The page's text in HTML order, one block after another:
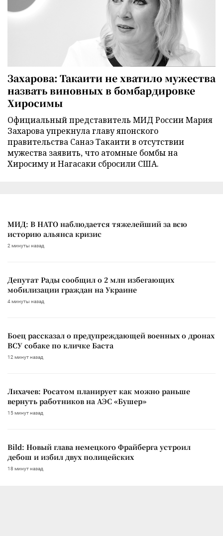
Захарова: Такаити не хватило мужества
назвать виновных в бомбардировке
Хиросимы
Официальный представитель МИД России Мария
Захарова упрекнула главу японского
правительства Санаэ Такаити в отсутствии
мужества заявить, что атомные бомбы на
Хиросиму и Нагасаки сбросили США.
МИД: В НАТО наблюдается тяжелейший за всю
историю альянса кризис
2 минуты назад
Депутат Рады сообщил о 2 млн избегающих
мобилизации граждан на Украине
4 минуты назад
Боец рассказал о предупреждающей военных о дронах
ВСУ собаке по кличке Баста
12 минут назад
Лихачев: Росатом планирует как можно раньше
вернуть работников на АЭС «Бушер»
15 минут назад
Bild: Новый глава немецкого Фрайберга устроил
дебош и избил двух полицейских
18 минут назад